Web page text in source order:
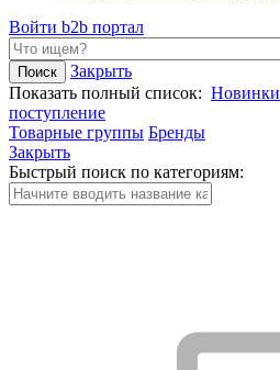
Войти b2b портал
Закрыть
Показать полный список: Новинки
поступление
Товарные группы Бренды
Закрыть
Быстрый поиск по категориям: